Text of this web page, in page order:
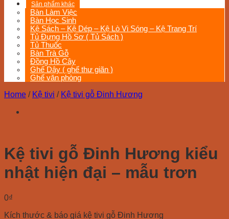
Sản phẩm khác
Bàn Làm Việc
Bàn Học Sinh
Kệ Sách – Kệ Dép – Kệ Lò Vi Sóng – Kệ Trang Trí
Tủ Đựng Hồ Sơ ( Tủ Sách )
Tủ Thuốc
Bàn Trà Gỗ
Đồng Hồ Cây
Ghế Dây ( ghế thư giãn )
Ghế văn phòng
Home / Kệ tivi / Kệ tivi gỗ Đinh Hương
Kệ tivi gỗ Đinh Hương kiểu
nhật hiện đại – mẫu trơn
0₫
Kích thước & báo giá kệ tivi gỗ Đinh Hương